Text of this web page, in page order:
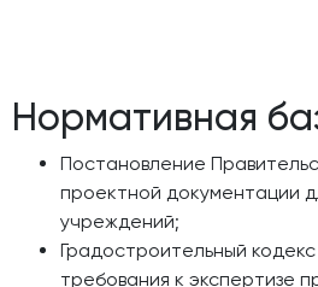
Нормативная
Постановление
проектной документации
учреждений;
Градостроительный
требования к экспертизе